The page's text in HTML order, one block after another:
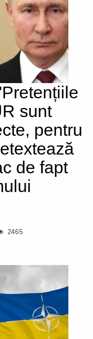
sunt
pentru
de fapt
2465